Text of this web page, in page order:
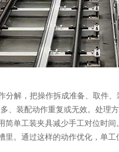
解，把操作拆成准备、取件、
、装配动作重复或无效。处理
简单工装夹具减少手工对位时
。通过这样的动作优化，单工